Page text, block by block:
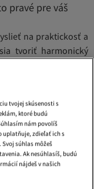
pravé pre váš
na praktickosť a
tvoriť harmonický
aj efektívne slúži
domácností.
či výklopné
maximálnu
ale aj spôsob,
tvojej skúsenosti s
ktoré budú
nám povolíš
uplatňuje, zdieľať ich s
súhlas môžeš
Ak nesúhlasíš, budú
nájdeš v našich